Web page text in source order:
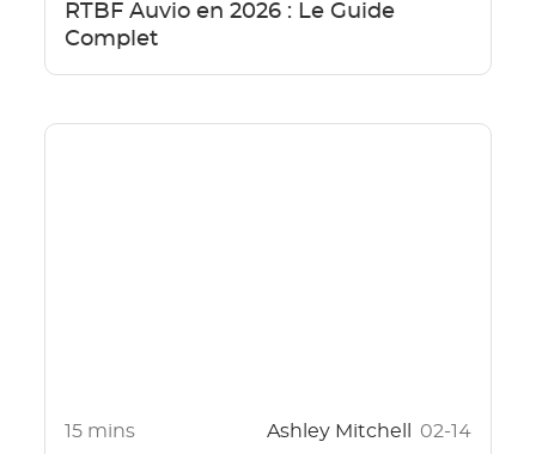
RTBF Auvio en 2026 : Le Guide
Complet
15 mins Ashley Mitchell 02-14